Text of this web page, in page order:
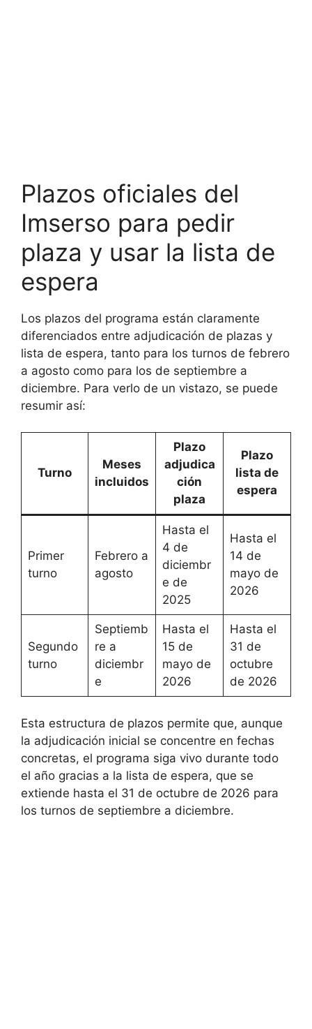
Plazos oficiales del
Imserso para pedir
plaza y usar la lista de
espera
Los plazos del programa están claramente
diferenciados entre adjudicación de plazas y
lista de espera, tanto para los turnos de febrero
a agosto como para los de septiembre a
diciembre. Para verlo de un vistazo, se puede
resumir así:
Turno
Meses
incluidos
Plazo
adjudica
ción
plaza
Plazo
lista de
espera
Primer
turno
Febrero a
agosto
Hasta el
4 de
diciembr
e de
2025
Hasta el
14 de
mayo de
2026
Segundo
turno
Septiemb
re a
diciembr
e
Hasta el
15 de
mayo de
2026
Hasta el
31 de
octubre
de 2026
Esta estructura de plazos permite que, aunque
la adjudicación inicial se concentre en fechas
concretas, el programa siga vivo durante todo
el año gracias a la lista de espera, que se
extiende hasta el 31 de octubre de 2026 para
los turnos de septiembre a diciembre.